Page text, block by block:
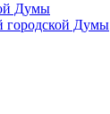
Думы
городской Думы